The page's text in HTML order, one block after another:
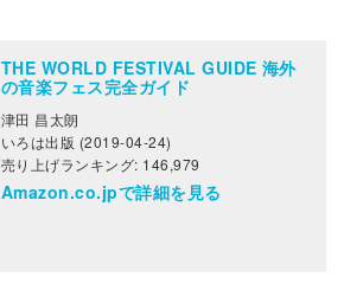
THE WORLD FESTIVAL GUIDE 海外
の音楽フェス完全ガイド
津田 昌太朗
いろは出版 (2019-04-24)
売り上げランキング: 146,979
Amazon.co.jpで詳細を見る